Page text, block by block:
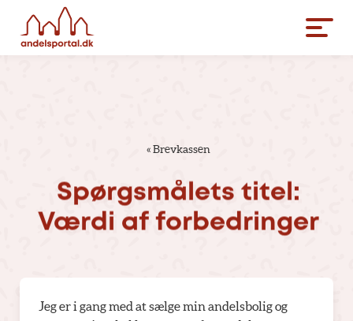
«Brevkassen
Spørgsmålets titel:
Værdi af forbedringer
Jeg er i gang med at sælge min andelsbolig og